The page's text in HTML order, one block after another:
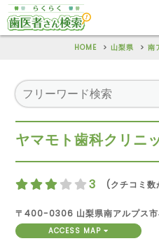
HOME 山梨県 南
ヤマモト歯科クリニ
3 (クチコミ数
〒400-0306 山梨県南アルプス
ACCESS MAP